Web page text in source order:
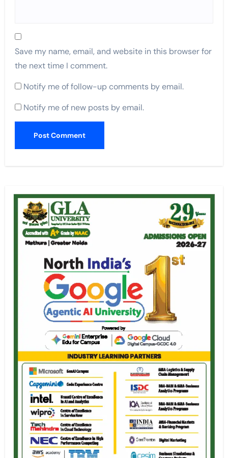
Save my name, email, and website in this browser for
the next time I comment.
Notify me of follow-up comments by email.
Notify me of new posts by email.